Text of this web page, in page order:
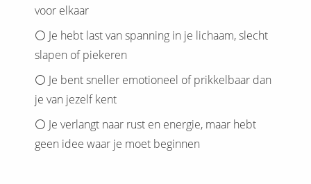
voor elkaar
⚪️ Je hebt last van spanning in je lichaam, slecht
slapen of piekeren
⚪️ Je bent sneller emotioneel of prikkelbaar dan
je van jezelf kent
⚪️ Je verlangt naar rust en energie, maar hebt
geen idee waar je moet beginnen